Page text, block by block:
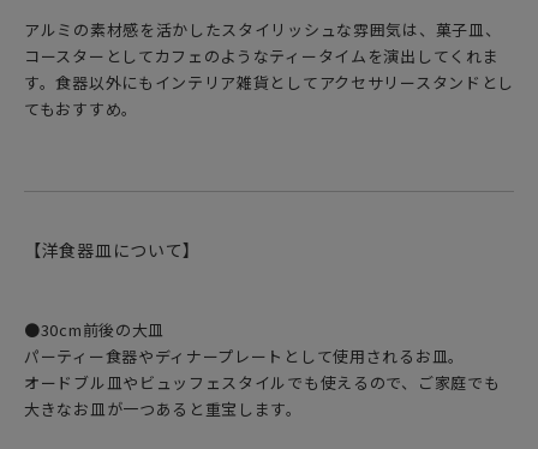
アルミの素材感を活かしたスタイリッシュな雰囲気は、菓子皿、
コースターとしてカフェのようなティータイムを演出してくれま
す。食器以外にもインテリア雑貨としてアクセサリースタンドとし
てもおすすめ。
【洋食器皿について】
●30cm前後の大皿
パーティー食器やディナープレートとして使用されるお皿。
オードブル皿やビュッフェスタイルでも使えるので、ご家庭でも
大きなお皿が一つあると重宝します。